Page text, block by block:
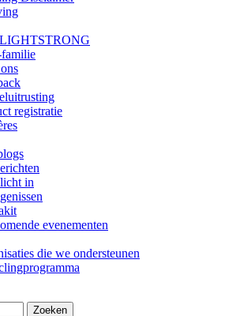
familie
registratie
in
evenementen
die we ondersteunen